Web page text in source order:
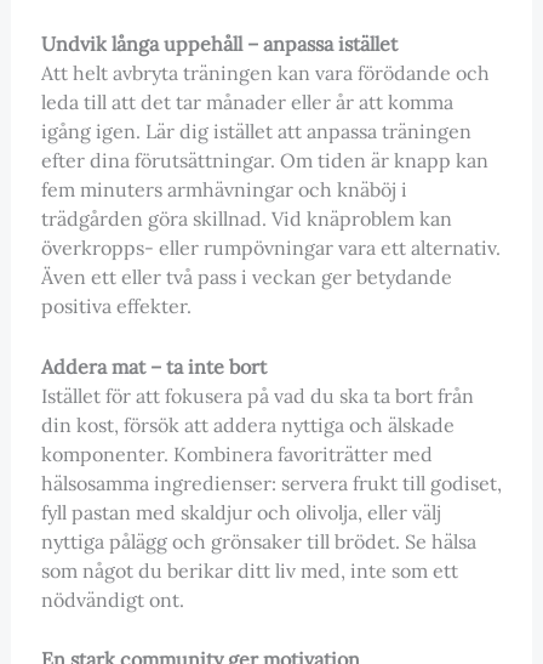
Undvik långa uppehåll – anpassa istället
Att helt avbryta träningen kan vara förödande och
leda till att det tar månader eller år att komma
igång igen. Lär dig istället att anpassa träningen
efter dina förutsättningar. Om tiden är knapp kan
fem minuters armhävningar och knäböj i
trädgården göra skillnad. Vid knäproblem kan
överkropps- eller rumpövningar vara ett alternativ.
Även ett eller två pass i veckan ger betydande
positiva effekter.
Addera mat – ta inte bort
Istället för att fokusera på vad du ska ta bort från
din kost, försök att addera nyttiga och älskade
komponenter. Kombinera favoriträtter med
hälsosamma ingredienser: servera frukt till godiset,
fyll pastan med skaldjur och olivolja, eller välj
nyttiga pålägg och grönsaker till brödet. Se hälsa
som något du berikar ditt liv med, inte som ett
nödvändigt ont.